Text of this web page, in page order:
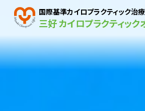
国際基準カイロプラクティック治
三好 カイロプラクティック